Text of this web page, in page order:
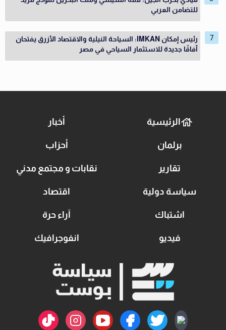
للتضامن العربي
رئيس إمكان IMKAN: السياحة النيلية والاقتصاد الأزرق يفتحان
آفاقًا جديدة للاستثمار السياحي في مصر
الرئيسية أخبار
برلمان أحزاب
تقارير نقابات و مجتمع مدني
سياسة دولية اقتصاد
اشتباك آراء حرة
فيديو انفوجرافيك